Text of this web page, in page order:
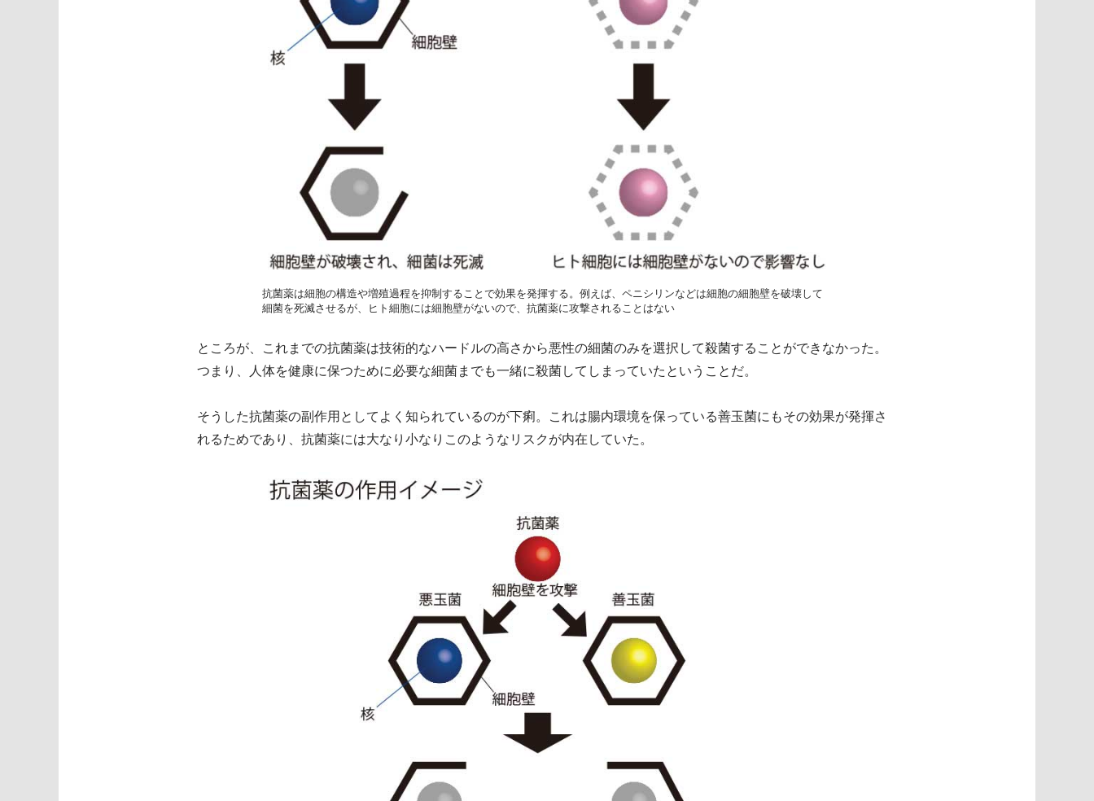
抗菌薬は細胞の構造や増殖過程を抑制することで効果を発揮する。例えば、ペニシリンなどは細胞の細胞壁を破壊して
細菌を死滅させるが、ヒト細胞には細胞壁がないので、抗菌薬に攻撃されることはない
ところが、これまでの抗菌薬は技術的なハードルの高さから悪性の細菌のみを選択して殺菌することができなかった。
つまり、人体を健康に保つために必要な細菌までも一緒に殺菌してしまっていたということだ。
そうした抗菌薬の副作用としてよく知られているのが下痢。これは腸内環境を保っている善玉菌にもその効果が発揮さ
れるためであり、抗菌薬には大なり小なりこのようなリスクが内在していた。